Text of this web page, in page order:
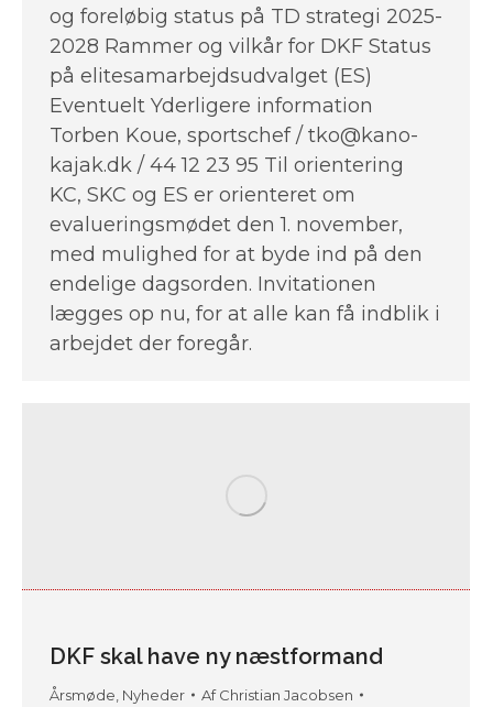
og foreløbig status på TD strategi 2025-
2028 Rammer og vilkår for DKF Status
på elitesamarbejdsudvalget (ES)
Eventuelt Yderligere information
Torben Koue, sportschef / tko@kano-
kajak.dk / 44 12 23 95 Til orientering
KC, SKC og ES er orienteret om
evalueringsmødet den 1. november,
med mulighed for at byde ind på den
endelige dagsorden. Invitationen
lægges op nu, for at alle kan få indblik i
arbejdet der foregår.
DKF skal have ny næstformand
Årsmøde, Nyheder AfChristian Jacobsen